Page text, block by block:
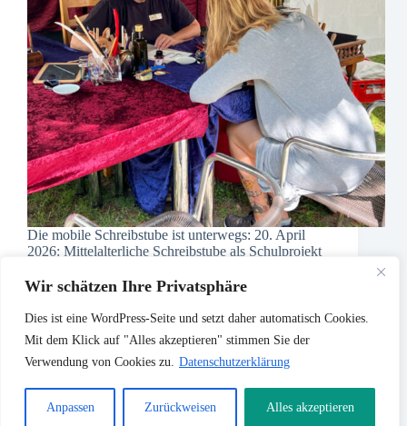
Wir schätzen Ihre Privatsphäre
Dies ist eine WordPress-Seite und setzt daher automatisch Cookies.
Mit dem Klick auf "Alles akzeptieren" stimmen Sie der
Verwendung von Cookies zu. Datenschutzerklärung
Anpassen Zurückweisen Alles akzeptieren
Die mobile Schreibstube ist unterwegs: 20. April
2026: Mittelalterliche Schreibstube als Schulprojekt
Mitmachaktion, im Schulhof der Grundschule
Oberhaching, im Rahmen des dritten „Dahoam im
Landkreis“. 11:00 bis ca. 18:00 Uhr. Eine…
maerz
3. Oktober 2018